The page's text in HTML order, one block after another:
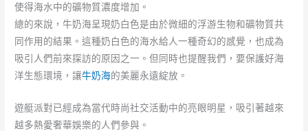
使得海水中的礦物質濃度增加。
總的來說，牛奶海呈現奶白色是由於微細的浮游生物和礦物質共
同作用的結果。這種奶白色的海水給人一種奇幻的感覺，也成為
吸引人們前來探訪的原因之一。但同時也提醒我們，要保護好海
洋生態環境，讓牛奶海的美麗永遠綻放。
遊艇派對已經成為當代時尚社交活動中的亮眼明星，吸引著越來
越多熱愛奢華娛樂的人們參與。